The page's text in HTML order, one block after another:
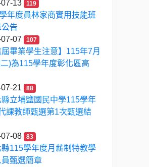
13
119
年度員林家商實用技能班
告
07
107
屆畢業學生注意】115年7月
)為115學年度彰化區高
21
88
立埔鹽國民中學115學年
課教師甄選第1次甄選結
08
83
115學年度月薪制特教學
甄選簡章